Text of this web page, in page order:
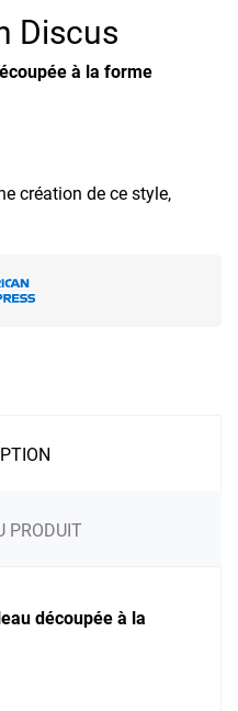
Discus
à la forme
création de ce style,
PRODUIT
découpée à la